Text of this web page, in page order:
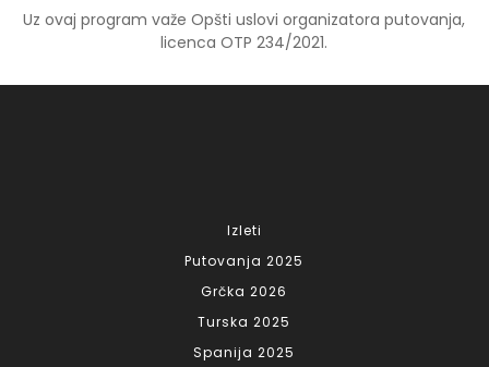
Uz ovaj program važe Opšti uslovi organizatora putovanja,
licenca OTP 234/2021.
Izleti
Putovanja 2025
Grčka 2026
Turska 2025
Spanija 2025